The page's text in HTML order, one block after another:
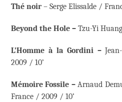
Thé noir– Serge Elissalde /
Beyond the Hole – Tzu-Yi
L’Homme à la Gordini –
2009 / 10’
Mémoire Fossile –Arnaud
France / 2009 / 10’